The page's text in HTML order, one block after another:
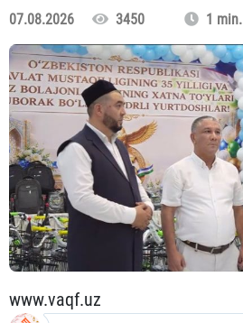
07.08.2026 3450 1 min.
www.vaqf.uz